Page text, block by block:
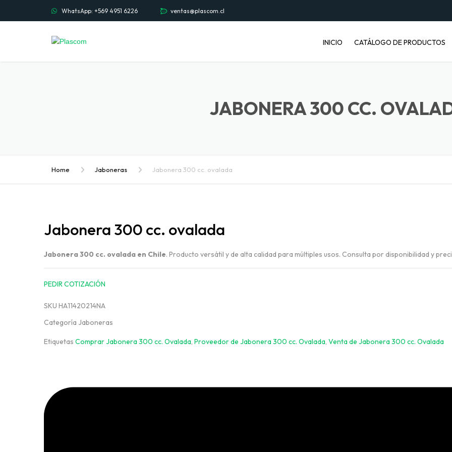
WhatsApp: +569 4951 6226 ventas@plascom.cl
INICIO CATÁLOGO DE PRODUCTOS
JABONERA 300 CC.
Home Jaboneras Jabonera 300 cc. ovalada
Jabonera 300 cc. ovalada
Jabonera 300 cc. ovalada en Chile. Producto versátil y de alta calidad para múltiples usos. Consulta por disponibilidad y
PEDIR COTIZACIÓN
SKU HA11420214NA
Categoría Jaboneras
Etiquetas Comprar Jabonera 300 cc. Ovalada, Proveedor de Jabonera 300 cc. Ovalada, Venta de Jabonera 300 cc. Ovalada